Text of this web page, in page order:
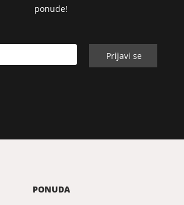
ponude!
PONUDA